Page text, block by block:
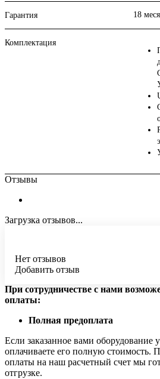
Гарантия 18
Комплектация
Отзывы
Загрузка отзывов...
Нет отзывов
Добавить отзыв
При сотрудничестве с нами
оплаты:
Полная предоплата
Если заказанное вами оборудование
оплачиваете его полную стоимость.
оплаты на наш расчетный счет мы
отгрузке.